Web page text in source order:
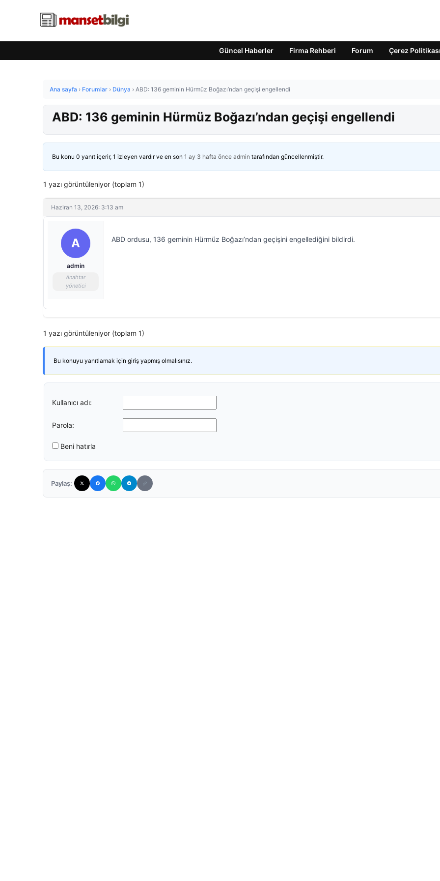
Güncel Haberler Firma Rehberi Forum Çerez Politikası
Ana sayfa › Forumlar › Dünya › ABD: 136 geminin Hürmüz Boğazı’ndan geçişi engellendi
ABD: 136 geminin Hürmüz Boğazı’ndan geçişi engellendi
Bu konu 0 yanıt içerir, 1 izleyen vardır ve en son 1 ay 3 hafta önce admin tarafından güncellenmiştir.
1 yazı görüntüleniyor (toplam 1)
Haziran 13, 2026: 3:13 am
A
admin
Anahtar
yönetici
ABD ordusu, 136 geminin Hürmüz Boğazı’ndan geçişini engellediğini bildirdi.
1 yazı görüntüleniyor (toplam 1)
Bu konuyu yanıtlamak için giriş yapmış olmalısınız.
Kullanıcı adı:
Parola:
Beni hatırla
Paylaş: